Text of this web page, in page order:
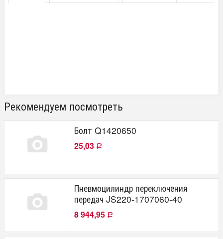
Рекомендуем посмотреть
Болт Q1420650
25,03 Р
Пневмоцилиндр переключения
передач JS220-1707060-40
8 944,95 Р